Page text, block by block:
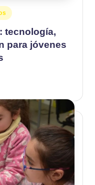
tecnología,
para jóvenes